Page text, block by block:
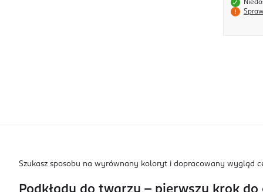
Szukasz sposobu na wyrównany koloryt i dopracowany wygląd